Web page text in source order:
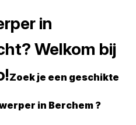
in
Welkom bij
Zoek je een geschikte
in Berchem ?